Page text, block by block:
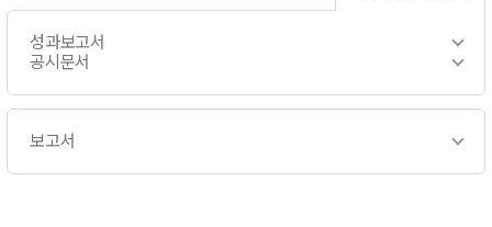
성과보고서
공시문서
보고서